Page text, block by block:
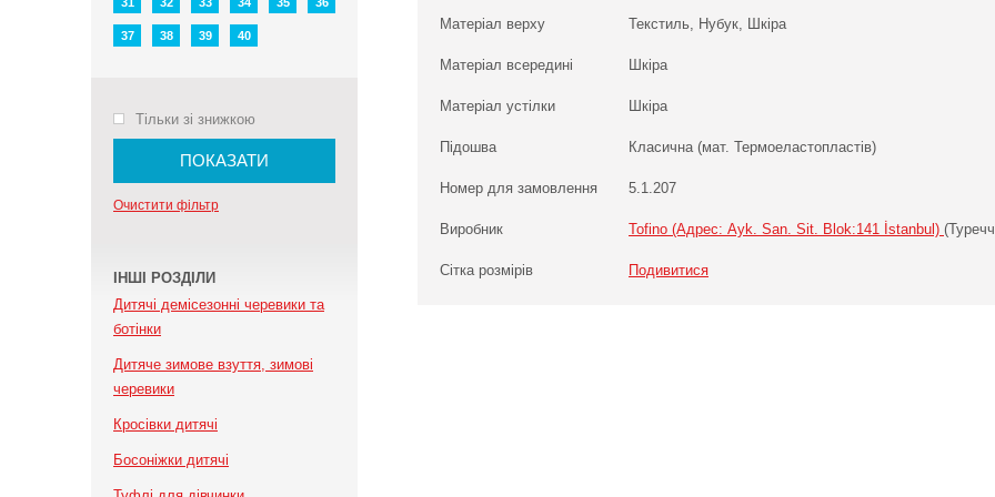
Матеріал верху Текстиль, Нубук, Шкіра
Матеріал всередині Шкіра
Матеріал устілки Шкіра
Підошва Класична (мат. Термоеластопластів)
Номер для замовлення 5.1.207
Виробник Tofino (Адрес: Ayk. San. Sit. Blok:141 İstanbul)
Сітка розмірів Подивитися
37 38 39 40
Тільки зі знижкою
ПОКАЗАТИ
Очистити фільтр
ІНШІ РОЗДІЛИ
Дитячі демісезонні черевики та
ботінки
Дитяче зимове взуття, зимові
черевики
Кросівки дитячі
Босоніжки дитячі